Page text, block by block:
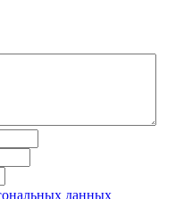
данных